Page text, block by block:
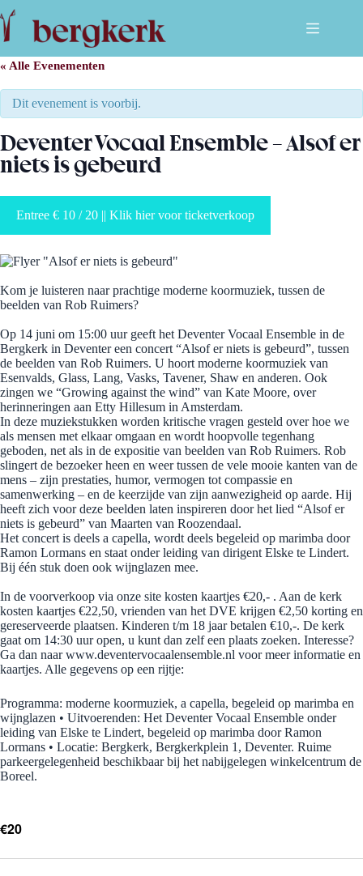
Ga
naar
de
« Alle Evenementen
Dit evenement is voorbij.
Deventer Vocaal Ensemble – Alsof er
niets is gebeurd
Entree € 10 / 20 || Klik hier voor ticketverkoop
Kom je luisteren naar prachtige moderne koormuziek, tussen de
beelden van Rob Ruimers?
Op 14 juni om 15:00 uur geeft het Deventer Vocaal Ensemble in de
Bergkerk in Deventer een concert “Alsof er niets is gebeurd”, tussen
de beelden van Rob Ruimers. U hoort moderne koormuziek van
Esenvalds, Glass, Lang, Vasks, Tavener, Shaw en anderen. Ook
zingen we “Growing against the wind” van Kate Moore, over
herinneringen aan Etty Hillesum in Amsterdam.
In deze muziekstukken worden kritische vragen gesteld over hoe we
als mensen met elkaar omgaan en wordt hoopvolle tegenhang
geboden, net als in de expositie van beelden van Rob Ruimers. Rob
slingert de bezoeker heen en weer tussen de vele mooie kanten van de
mens – zijn prestaties, humor, vermogen tot compassie en
samenwerking – en de keerzijde van zijn aanwezigheid op aarde. Hij
heeft zich voor deze beelden laten inspireren door het lied “Alsof er
niets is gebeurd” van Maarten van Roozendaal.
Het concert is deels a capella, wordt deels begeleid op marimba door
Ramon Lormans en staat onder leiding van dirigent Elske te Lindert.
Bij één stuk doen ook wijnglazen mee.
In de voorverkoop via onze site kosten kaartjes €20,- . Aan de kerk
kosten kaartjes €22,50, vrienden van het DVE krijgen €2,50 korting en
gereserveerde plaatsen. Kinderen t/m 18 jaar betalen €10,-. De kerk
gaat om 14:30 uur open, u kunt dan zelf een plaats zoeken. Interesse?
Ga dan naar www.deventervocaalensemble.nl voor meer informatie en
kaartjes. Alle gegevens op een rijtje:
Programma: moderne koormuziek, a capella, begeleid op marimba en
wijnglazen • Uitvoerenden: Het Deventer Vocaal Ensemble onder
leiding van Elske te Lindert, begeleid op marimba door Ramon
Lormans • Locatie: Bergkerk, Bergkerkplein 1, Deventer. Ruime
parkeergelegenheid beschikbaar bij het nabijgelegen winkelcentrum de
Boreel.
€20